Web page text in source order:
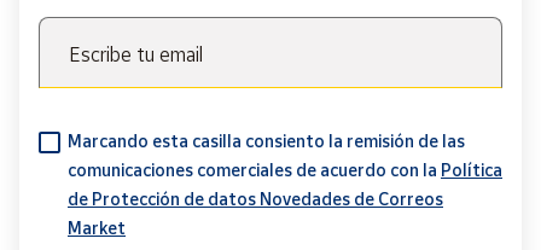
Escribe tu email
Marcando esta casilla consiento la remisión de las
comunicaciones comerciales de acuerdo con la Política
de Protección de datos Novedades de Correos
Market